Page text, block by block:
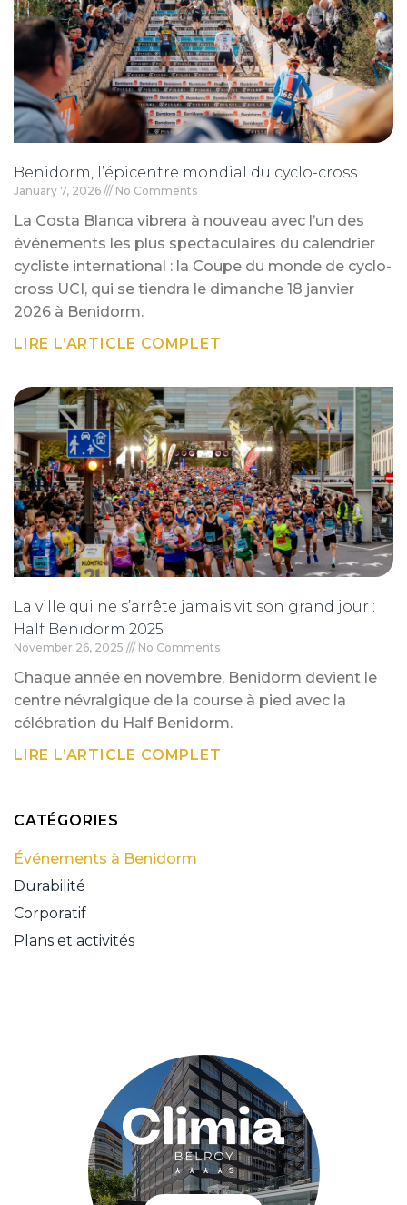
Benidorm, l’épicentre mondial du cyclo-cross
January 7, 2026 No Comments
La Costa Blanca vibrera à nouveau avec l’un des
événements les plus spectaculaires du calendrier
cycliste international : la Coupe du monde de cyclo-
cross UCI, qui se tiendra le dimanche 18 janvier
2026 à Benidorm.
LIRE L’ARTICLE COMPLET
La ville qui ne s’arrête jamais vit son grand jour :
Half Benidorm 2025
November 26, 2025 No Comments
Chaque année en novembre, Benidorm devient le
centre névralgique de la course à pied avec la
célébration du Half Benidorm.
LIRE L’ARTICLE COMPLET
CATÉGORIES
Événements à Benidorm
Durabilité
Corporatif
Plans et activités